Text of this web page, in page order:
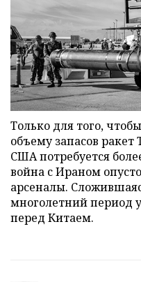
Только для того,
объему запасов
США потребуется
война с Ираном
арсеналы.
многолетний период
перед Китаем.